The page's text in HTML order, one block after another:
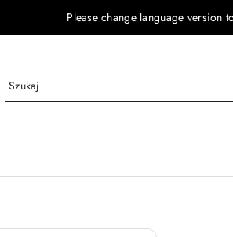
Please change language version